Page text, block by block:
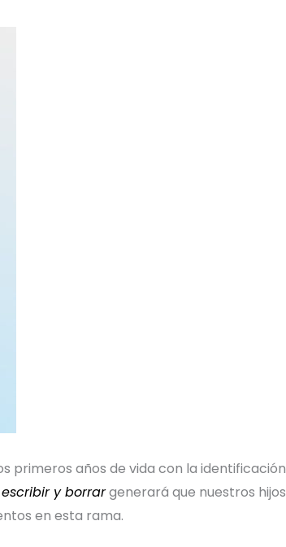
primeros años de vida con la identificación
y borrargenerará que nuestros hijos
en esta rama.